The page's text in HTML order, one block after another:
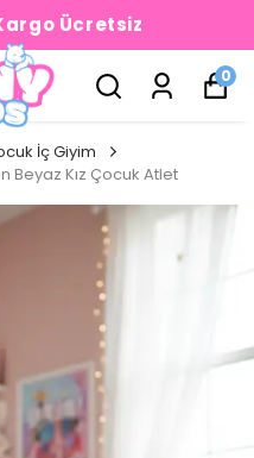
Ücretsiz
0
İç Giyim
Beyaz Kız Çocuk Atlet